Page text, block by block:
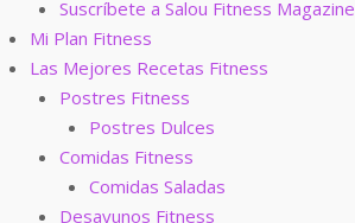
Suscríbete a Salou Fitness Magazine
Mi Plan Fitness
Las Mejores Recetas Fitness
Postres Fitness
Postres Dulces
Comidas Fitness
Comidas Saladas
Desayunos Fitness